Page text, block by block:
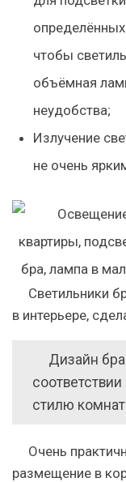
чтобы
объёмная
неудобства;
Излучение
не очень
Светильники
в интерьере,
Дизайн
стилю
Очень
размещение в